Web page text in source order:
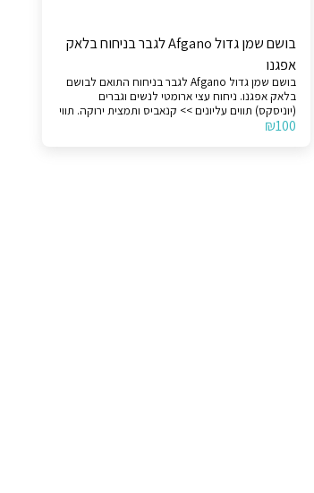
בושם שמן גדול Afgano לגבר בניחוח בלאק
אפגנו
בושם שמן גדול Afgano לגבר בניחוח התואם לבושם
בלאק אפגנו. ניחוח עצי ארומטי לנשים וגברים
(יוניסקס) תווים עליונים >> קנאביס ותמצית ירוקה. תווי
אמצע >> שרפים, תמציות עץ, קפה וטבק. תווי בסיס
₪100